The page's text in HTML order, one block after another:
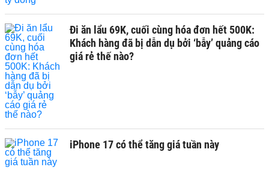
Đi ăn lẩu 69K, cuối cùng hóa đơn hết 500K:
Khách hàng đã bị dẫn dụ bởi ‘bẫy’ quảng cáo
giá rẻ thế nào?
iPhone 17 có thể tăng giá tuần này